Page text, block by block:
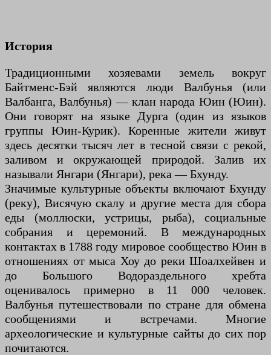
История
Традиционными хозяевами земель вокруг
Байтменс-Бэй являются люди Валбунья (или
Валбанга, Валбунья) — клан народа Юин (Юин).
Они говорят на языке Дурга (один из языков
группы Юин-Курик). Коренные жители живут
здесь десятки тысяч лет в тесной связи с рекой,
заливом и окружающей природой. Залив их
называли Янгари (Янгари), река — Бхунду.
Значимые культурные объекты включают Бхунду
(реку), Висячую скалу и другие места для сбора
еды (моллюски, устрицы, рыба), социальные
собрания и церемоний. В международных
контактах в 1788 году мировое сообщество Юин в
отношениях от мыса Хоу до реки Шоалхейвен и
до Большого Водораздельного хребта
оценивалось примерно в 11 000 человек.
Валбунья путешествовали по стране для обмена
сообщениями и встречами. Многие
археологические и культурные сайты до сих пор
почитаются.